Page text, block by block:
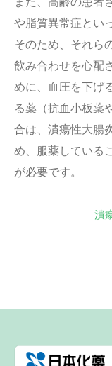
や脂質異常症とい
そのため、それら
飲み合わせを心配
めに、血圧を下げ
る薬（抗血小板薬
合は、潰瘍性大腸
め、服薬している
が必要です。
潰